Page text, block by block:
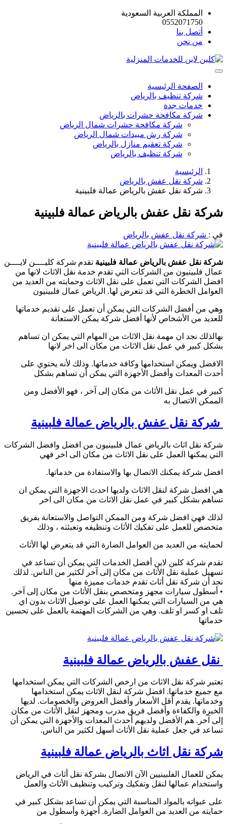
المملكة العربية السعودية
0552071750
أتصل بنا
من نحن
الصفحة الرئيسية
شركة تنظيف بالرياض
خدمات جدة
شركة مكافحة حشرات بالرياض
شركة مكافحة حشرات شمال الرياض
شركة رش مبيدات شمال الرياض
شركة تعقيم منازل بالرياض
شركة تنظيف بالرياض
الرئيسية
شركة نقل عفش بالرياض
شركة نقل عفش بالرياض عمالة فلبينية
شركة نقل عفش بالرياض عمالة فلبينية
في : شركة نقل عفش بالرياض
شركة نقل عفش بالرياض عمالة فلبينية تقدم شركة كليــــن لايــــن
عمال فلبينيون من الشركات التي تقدم خدمة نقل الاثاث لانها من
افضل الشركات التي تعمل على نقل الاثاث وحمايته من العديد من
العوامل الخطرة التي قد تتعرض لها. الرياض عمال فلبينيون
وهي من أفضل الشركات التي يمكن أن تعمل على تقديم خدماتها
للعديد من الأشخاص لأنها أفضل شركة يمكن الاستعانة
بهالذلك نجد ان مهمة نقل الاثاث من المهام التي يمكن ان تساهم
بشكل كبير في عمل نقل الاثاث من مكان الى اخر لانها
الافضل ويمكن استخدامها وكافة خدماتها. وذلك لأنه يحتوي على
أحدث المعدات وأفضل الأجهزة التي يمكن أن تساهم بشكل
كبير في عمل نقل الأثاث من مكان إلى آخر ، فهو الأفضل ومن
الممكن الاتصال به
شركة نقل عفش بالرياض عمالة فلبينية
شركة نقل اثاث بالرياض عمال فلبينيون من افضل وافضل الشركات
التي يمكنها العمل على نقل الاثاث من مكان الى اخر فهي
افضل شركة يمكنك الاتصال بها والاستفادة من خدماتها.
هي افضل شركة لنقل الاثاث ولديها احدث الاجهزة التي يمكن ان
تساهم بشكل كبير في عمل نقل الاثاث من مكان الى اخر
لذلك فهي افضل شركة ومن الممكن التواصل والاستعانة بفريق
متخصص للعمل على تفكيك الأثاث وتنظيفه وتعبئته ، وذلك
لحمايته من العديد من العوامل الضارة التي قد يتعرض لها الأثاث
تقدم شركة كلين لاين أفضل الخدمات التي يمكن أن تساعد في
تسهيل عملية نقل الأثاث من مكان إلى آخر لكثير من الناس. لذلك
نجد أن شركة نقل أثاث تقدم خدمات مميزة منها
• أسطول سيارات مجهز ومتخصص بنقل الأثاث من مكان إلى آخر.
هي من السيارات التي يمكنها العمل على توصيل الاثاث بدون اي
تلف او كسر او تلف. وهي من الشركات المهتمة بالعمل على تحسين
خدماتها
نقل عفش بالرياض عمالة فلبينية
تعتبر شركة نقل الاثاث من ارخص الشركات التي يمكن استخدامها
مع جميع خدماتها. افضل شركة لنقل الاثاث يمكن استخدامها
وخدماتها. يقدم أقل الأسعار وأفضل العروض والخصومات. لديها
الخبرة والكفاءة وأفضل فريق مدرب ومجهز لنقل الأثاث من مكان
إلى آخر. هم الأفضل ولديهم أحدث المعدات والأجهزة التي يمكن أن
تساعد في جعل عملية نقل الأثاث أسهل لكثير من الناس.
شركة نقل اثاث بالرياض عمالة فلبينية
يمكن للعمال الفلبينيين الآن الاتصال بشركة نقل أثاث في الرياض
واستخدام عمالها لنقل وتفكيك وتركيب وتنظيف الأثاث والعمل
على عبواته بالمواد المناسبة التي يمكن أن تساعد بشكل كبير في
حمايته من العديد من العوامل الضارة. أجهزة وأسطول من